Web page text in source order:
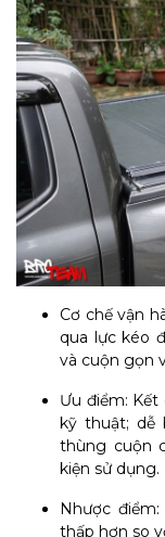
Cơ chế vận
qua lực kéo
và cuộn gọn
Ưu điểm: Kết
kỹ thuật; dễ
thùng cuộn
kiện sử dụng.
Nhược
thấp hơn so